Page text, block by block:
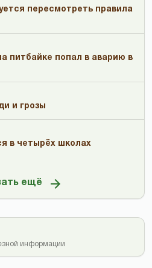
пересмотреть правила
питбайке попал в аварию в
и грозы
в четырёх школах
ещё
информации